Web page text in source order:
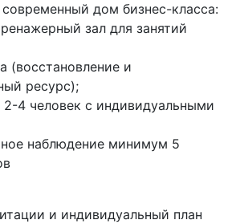
дом бизнес-класса:
зал для занятий
(восстановление и
ресурс);
4 человек с индивидуальными
наблюдение минимум 5
и индивидуальный план